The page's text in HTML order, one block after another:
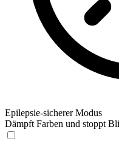
Epilepsie-sicherer Modus
Dämpft Farben und stoppt